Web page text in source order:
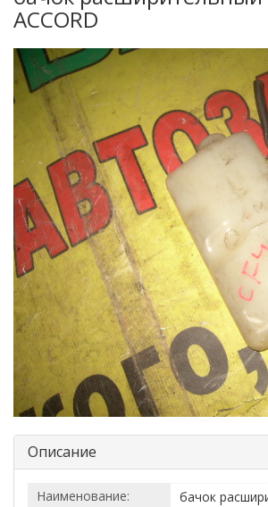
ACCORD
Описание
Наименование:
бачок